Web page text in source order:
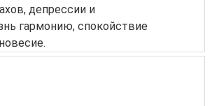
депрессии и
гармонию, спокойствие